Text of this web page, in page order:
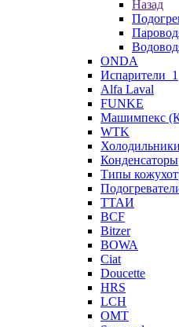
Назад
ONDA
Испарители_1
Alfa Laval
FUNKE
Машимпекс
WTK
Конденсаторы
Типы
ТТАИ
BCF
Bitzer
BOWA
Ciat
Doucette
HRS
LCH
OMT